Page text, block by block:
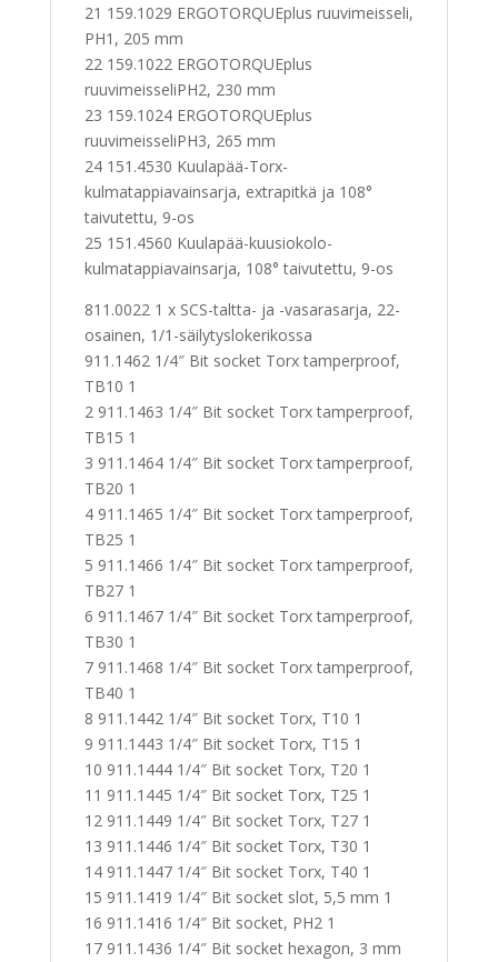
21 159.1029 ERGOTORQUEplus ruuvimeisseli,
PH1, 205 mm
22 159.1022 ERGOTORQUEplus
ruuvimeisseliPH2, 230 mm
23 159.1024 ERGOTORQUEplus
ruuvimeisseliPH3, 265 mm
24 151.4530 Kuulapää-Torx-
kulmatappiavainsarja, extrapitkä ja 108°
taivutettu, 9-os
25 151.4560 Kuulapää-kuusiokolo-
kulmatappiavainsarja, 108° taivutettu, 9-os
811.0022 1 x SCS-taltta- ja -vasarasarja, 22-
osainen, 1/1-säilytyslokerikossa
911.1462 1/4″ Bit socket Torx tamperproof,
TB10 1
2 911.1463 1/4″ Bit socket Torx tamperproof,
TB15 1
3 911.1464 1/4″ Bit socket Torx tamperproof,
TB20 1
4 911.1465 1/4″ Bit socket Torx tamperproof,
TB25 1
5 911.1466 1/4″ Bit socket Torx tamperproof,
TB27 1
6 911.1467 1/4″ Bit socket Torx tamperproof,
TB30 1
7 911.1468 1/4″ Bit socket Torx tamperproof,
TB40 1
8 911.1442 1/4″ Bit socket Torx, T10 1
9 911.1443 1/4″ Bit socket Torx, T15 1
10 911.1444 1/4″ Bit socket Torx, T20 1
11 911.1445 1/4″ Bit socket Torx, T25 1
12 911.1449 1/4″ Bit socket Torx, T27 1
13 911.1446 1/4″ Bit socket Torx, T30 1
14 911.1447 1/4″ Bit socket Torx, T40 1
15 911.1419 1/4″ Bit socket slot, 5,5 mm 1
16 911.1416 1/4″ Bit socket, PH2 1
17 911.1436 1/4″ Bit socket hexagon, 3 mm